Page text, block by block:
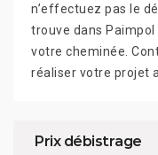
n’effectuez pas le
trouve dans
votre cheminée.
réaliser votre projet
Prix débistrage